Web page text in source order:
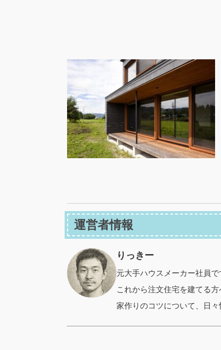
運営者情報
りっきー
元大手ハウスメーカー社員で
これから注文住宅を建てる方
家作りのコツについて、日